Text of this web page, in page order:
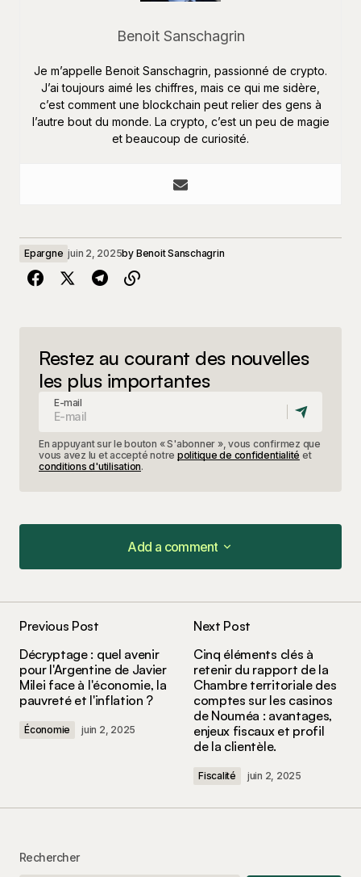
Benoit Sanschagrin
Je m’appelle Benoit Sanschagrin, passionné de crypto.
J’ai toujours aimé les chiffres, mais ce qui me sidère,
c’est comment une blockchain peut relier des gens à
l’autre bout du monde. La crypto, c’est un peu de magie
et beaucoup de curiosité.
Epargne juin 2, 2025by Benoit Sanschagrin
Restez au courant des nouvelles
les plus importantes
E-mail
En appuyant sur le bouton « S'abonner », vous confirmez que
vous avez lu et accepté notre politique de confidentialité et
conditions d'utilisation.
Add a comment
Add a comment
champs obligatoires sont indiqués avec*
Comment*
Your E-mail
Previous Post
Décryptage : quel avenir
pour l'Argentine de Javier
Milei face à l'économie, la
pauvreté et l'inflation ?
Économie juin 2, 2025
Next Post
Cinq éléments clés à
retenir du rapport de la
Chambre territoriale des
comptes sur les casinos
de Nouméa : avantages,
enjeux fiscaux et profil
de la clientèle.
Fiscalité juin 2, 2025
Rechercher